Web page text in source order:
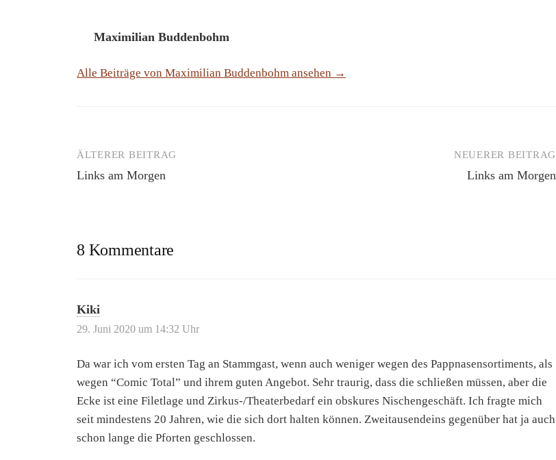
Maximilian Buddenbohm
Alle Beiträge von Maximilian Buddenbohm ansehen →
Beitrags-
Navigation
ÄLTERER BEITRAG
Links am Morgen
NEUERER BEITRAG
Links am Morgen
8 Kommentare
Kiki
29. Juni 2020 um 14:32 Uhr
Da war ich vom ersten Tag an Stammgast, wenn auch weniger wegen des Pappnasensortiments, als
wegen “Comic Total” und ihrem guten Angebot. Sehr traurig, dass die schließen müssen, aber die
Ecke ist eine Filetlage und Zirkus-/Theaterbedarf ein obskures Nischengeschäft. Ich fragte mich
seit mindestens 20 Jahren, wie die sich dort halten können. Zweitausendeins gegenüber hat ja auch
schon lange die Pforten geschlossen.